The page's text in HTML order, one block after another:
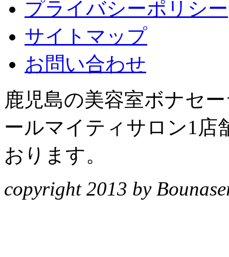
プライバシーポリシー
サイトマップ
お問い合わせ
鹿児島の美容室ボナセ
ールマイティサロン1店
おります。
copyright 2013 by